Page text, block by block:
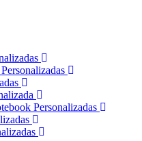
Personalizadas